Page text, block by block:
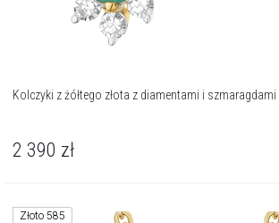
Kolczyki z żółtego złota z diamentami i
2 390 zł
Złoto 585